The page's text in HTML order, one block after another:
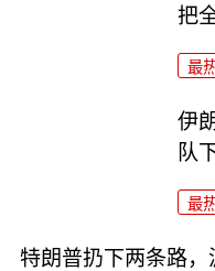
把
最
伊
队
最
特朗普扔下两条路